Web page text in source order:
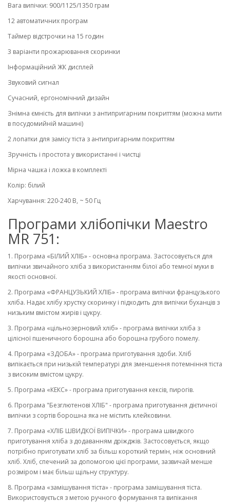
Вага випічки: 900/1125/1350 грам
12 автоматичних програм
Таймер відстрочки на 15 годин
3 варіанти прожарювання скоринки
Інформаційний ЖК дисплей
Звуковий сигнал
Сучасний, ергономічний дизайн
Знімна ємність для випічки з антипригарним покриттям (можна мити
в посудомийній машині)
2 лопатки для замісу тіста з антипригарним покриттям
Зручність і простота у використанні і чистці
Мірна чашка і ложка в комплекті
Колір: білий
Харчування: 220-240 В, ~ 50 Гц
Програми хлібопічки Maestro
MR 751:
1. Програма «БІЛИЙ ХЛІБ» - основна програма. Застосовується для
випічки звичайного хліба з використанням білої або темної муки в
якості основної.
2. Програма «ФРАНЦУЗЬКИЙ ХЛІБ» - програма випічки французького
хліба. Надає хлібу хрустку скоринку і підходить для випічки буханців з
низьким вмістом жирів і цукру.
3. Програма «цільнозерновий хліб» - програма випічки хліба з
цілісної пшеничного борошна або борошна грубого помелу.
4. Програма «ЗДОБА» - програма приготування здоби. Хліб
випікається при низькій температурі для зменшення потемніння тіста
з високим вмістом цукру.
5. Програма «КЕКС» - програма приготування кексів, пирогів.
6. Програма "Безглютенові ХЛІБ" - програма приготування дієтичної
випічки з сортів борошна яка не містить клейковини.
7. Програма «ХЛІБ ШВИДКОЇ ВИПІЧКИ» - програма швидкого
приготування хліба з додаванням дріжджів. Застосовується, якщо
потрібно приготувати хліб за більш короткий термін, ніж основний
хліб. Хліб, спечений за допомогою цієї програми, зазвичай менше
розміром і має більш щільну структуру.
8. Програма «замішування тіста» - програма замішування тіста.
Використовується з метою ручного формування та випікання